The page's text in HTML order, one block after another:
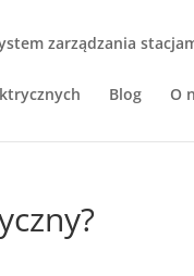
zarządzania
Blog O